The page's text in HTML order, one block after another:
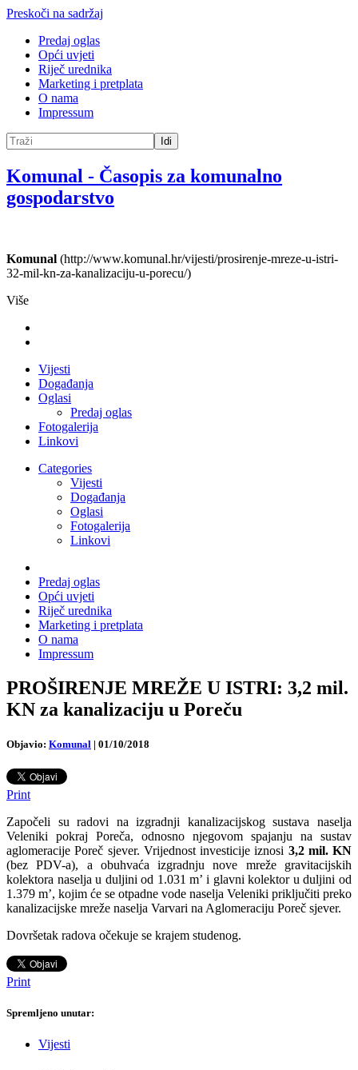
Preskoči na sadržaj
Predaj oglas
Opći uvjeti
Riječ urednika
Marketing i pretplata
O nama
Impressum
Idi
Komunal - Časopis za komunalno
gospodarstvo
Komunal (http://www.komunal.hr/vijesti/prosirenje-mreze-u-istri-
32-mil-kn-za-kanalizaciju-u-porecu/)
Više
Vijesti
Događanja
Oglasi
Predaj oglas
Fotogalerija
Linkovi
Categories
Vijesti
Događanja
Oglasi
Fotogalerija
Linkovi
Predaj oglas
Opći uvjeti
Riječ urednika
Marketing i pretplata
O nama
Impressum
PROŠIRENJE MREŽE U ISTRI: 3,2 mil.
KN za kanalizaciju u Poreču
Objavio: Komunal | 01/10/2018
Print
Započeli su radovi na izgradnji kanalizacijskog sustava naselja
Veleniki pokraj Poreča, odnosno njegovom spajanju na sustav
aglomeracije Poreč sjever. Vrijednost investicije iznosi 3,2 mil. KN
(bez PDV-a), a obuhvaća izgradnju nove mreže gravitacijskih
kolektora naselja u duljini od 1.031 m’ i glavni kolektor u duljini od
1.379 m’, kojim će se otpadne vode naselja Veleniki priključiti preko
kanalizacijske mreže naselja Varvari na Aglomeraciju Poreč sjever.
Dovršetak radova očekuje se krajem studenog.
Print
Spremljeno unutar:
Vijesti